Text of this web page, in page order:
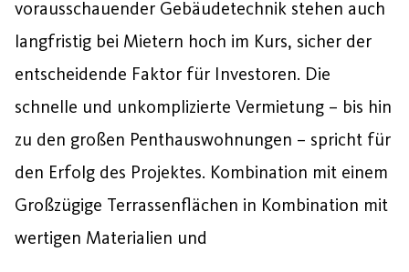
vorausschauender Gebäudetechnik stehen auch
langfristig bei Mietern hoch im Kurs, sicher der
entscheidende Faktor für Investoren. Die
schnelle und unkomplizierte Vermietung – bis hin
zu den großen Penthauswohnungen – spricht für
den Erfolg des Projektes. Kombination mit einem
Großzügige Terrassenflächen in Kombination mit
wertigen Materialien und